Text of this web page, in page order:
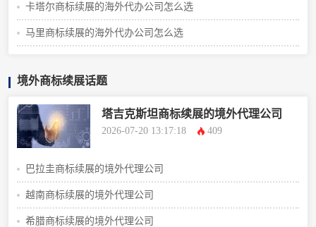
卡塔尔商标续展的海外代办公司怎么选
马里商标续展的海外代办公司怎么选
境外商标续展话题
塔吉克斯坦商标续展的境外代理公司
2026-07-20 13:17:18 409
巴拉圭商标续展的境外代理公司
越南商标续展的境外代理公司
希腊商标续展的境外代理公司